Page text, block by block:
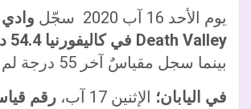
يوم الأحد 16 آب 2020 سجّل
Death Valley في كاليفورنيا 54.4 درجة مئوية
بينما سجل مقياسٌ آخر 55 درجة لم يتم اعتمادهُ.
في اليابان؛ الإثنين 17 آب،
رقم